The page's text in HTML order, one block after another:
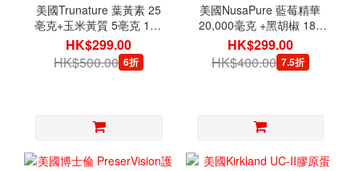
美國Trunature 葉黃素 25
亳克+玉米黃質 5亳克 140
粒軟膠囊
HK$299.00
HK$500.00 6折
美國NusaPure 藍莓精華
20,000毫克 +黑胡椒 180
粒素食膠囊
HK$299.00
HK$400.00 7.5折